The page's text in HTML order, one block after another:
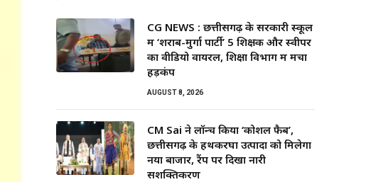
CG NEWS : छत्तीसगढ़ के सरकारी स्कूल
में ‘शराब-मुर्गा पार्टी’ 5 शिक्षक और स्वीपर
का वीडियो वायरल, शिक्षा विभाग में मचा
हड़कंप
AUGUST 8, 2026
CM Sai ने लॉन्च किया ‘कोशल फैब’,
छत्तीसगढ़ के हथकरघा उत्पादों को मिलेगा
नया बाजार, रैंप पर दिखा नारी
सशक्तिकरण